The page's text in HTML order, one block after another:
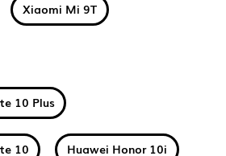
Xiaomi Mi 9T
10 Plus
10 Huawei Honor 10i